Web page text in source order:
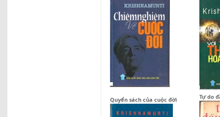
Quyển sách của cuộc đời Tự do